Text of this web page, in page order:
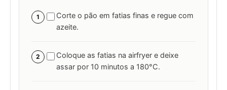
1
Corte o pão em fatias finas e regue com
azeite.
2
Coloque as fatias na airfryer e deixe
assar por 10 minutos a 180°C.